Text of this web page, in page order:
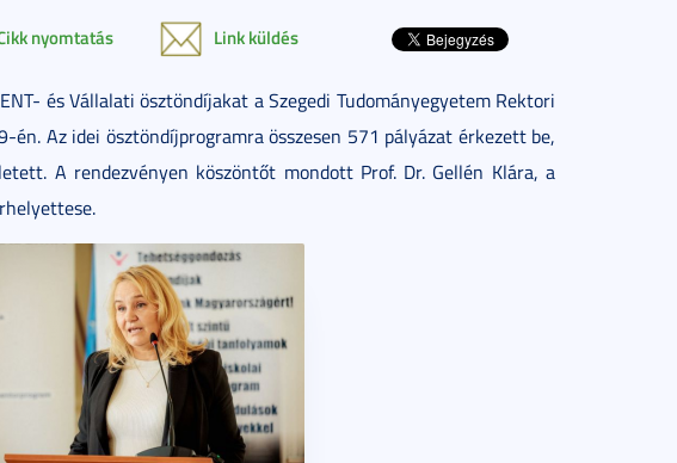
nyomtatás Link küldés
és Vállalati ösztöndíjakat a Szegedi Tudományegyetem Rektori
Az idei ösztöndíjprogramra összesen 571 pályázat érkezett be,
A rendezvényen köszöntőt mondott Prof. Dr. Gellén Klára, a